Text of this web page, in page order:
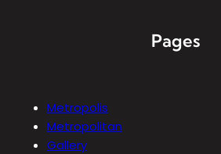
Pages
Metropolis
Metropolitan
Gallery